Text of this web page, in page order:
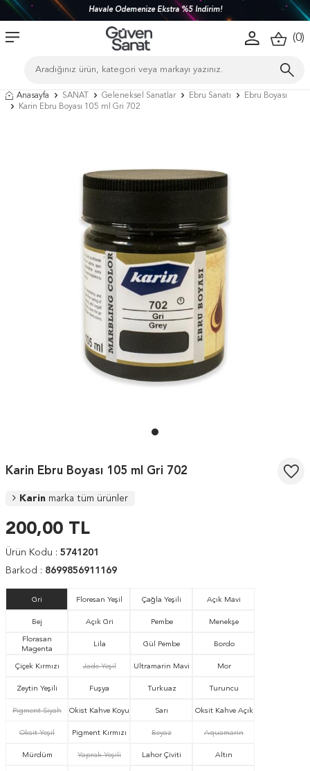
Havale Ödemenize Ekstra %5 İndirim!
(0)
Anasayfa SANAT Geleneksel Sanatlar Ebru Sanatı
Ebru Boyası
Karin Ebru Boyası 105 ml Gri 702
Karin Ebru Boyası 105 ml Gri 702
Karin marka tüm ürünler
200,00 TL
Ürün Kodu : 5741201
Barkod : 8699856911169
Gri Floresan Yeşil Çağla Yeşili Açık Mavi
Bej Açık Gri Pembe Menekşe
Florasan
Magenta
Lila Gül Pembe Bordo
Çiçek Kırmızı Jade Yeşil Ultramarin Mavi Mor
Zeytin Yeşili Fuşya Turkuaz Turuncu
Pigment Siyah Okist Kahve Koyu Sarı Oksit Kahve Açık
Oksit Yeşil Pigment Kırmızı Beyaz Aquamarin
Mürdüm Yaprak Yeşili Lahor Çiviti Altın